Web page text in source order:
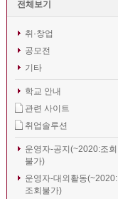
전체보기
취·창업
공모전
기타
학교 안내
관련 사이트
취업솔루션
운영자-공지(~2020:조회
불가)
운영자-대외활동(~2020:
조회불가)